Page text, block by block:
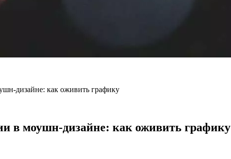
дизайне: как оживить графику
в моушн-дизайне: как оживить графику